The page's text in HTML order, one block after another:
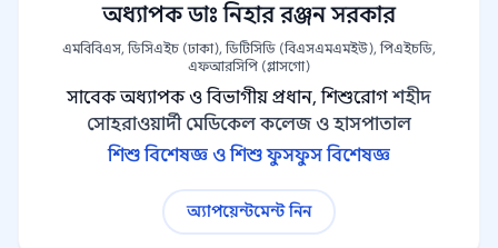
অধ্যাপক ডাঃ নিহার রঞ্জন সরকার
এমবিবিএস, ডিসিএইচ (ঢাকা), ডিটিসিডি (বিএসএমএমইউ), পিএইচডি,
এফআরসিপি (গ্লাসগো)
সাবেক অধ্যাপক ও বিভাগীয় প্রধান, শিশুরোগ শহীদ
সোহরাওয়ার্দী মেডিকেল কলেজ ও হাসপাতাল
শিশু বিশেষজ্ঞ ও শিশু ফুসফুস বিশেষজ্ঞ
অ্যাপয়েন্টমেন্ট নিন